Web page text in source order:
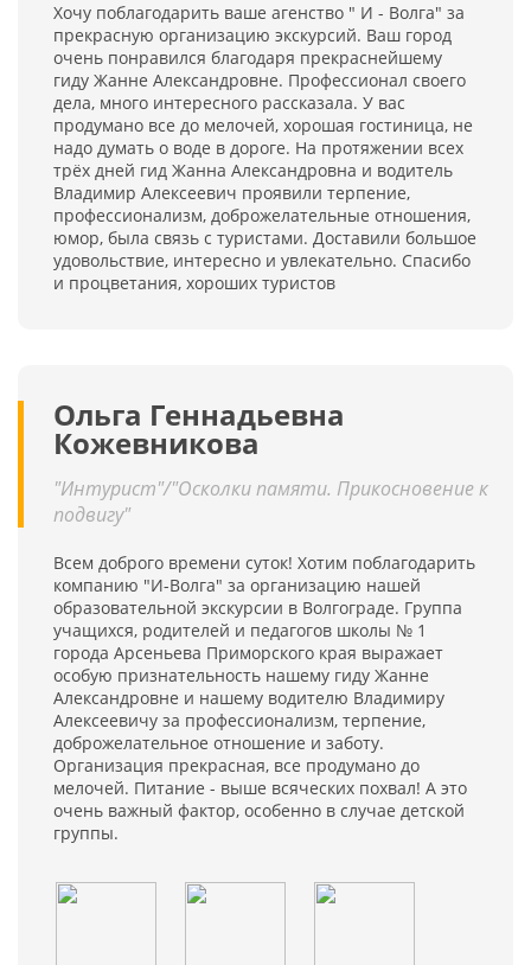
Хочу поблагодарить ваше агенство " И - Волга" за
прекрасную организацию экскурсий. Ваш город
очень понравился благодаря прекраснейшему
гиду Жанне Александровне. Профессионал своего
дела, много интересного рассказала. У вас
продумано все до мелочей, хорошая гостиница, не
надо думать о воде в дороге. На протяжении всех
трёх дней гид Жанна Александровна и водитель
Владимир Алексеевич проявили терпение,
профессионализм, доброжелательные отношения,
юмор, была связь с туристами. Доставили большое
удовольствие, интересно и увлекательно. Спасибо
и процветания, хороших туристов
Ольга Геннадьевна
Кожевникова
"Интурист"/"Осколки памяти. Прикосновение к
подвигу"
Всем доброго времени суток! Хотим поблагодарить
компанию "И-Волга" за организацию нашей
образовательной экскурсии в Волгограде. Группа
учащихся, родителей и педагогов школы № 1
города Арсеньева Приморского края выражает
особую признательность нашему гиду Жанне
Александровне и нашему водителю Владимиру
Алексеевичу за профессионализм, терпение,
доброжелательное отношение и заботу.
Организация прекрасная, все продумано до
мелочей. Питание - выше всяческих похвал! А это
очень важный фактор, особенно в случае детской
группы.